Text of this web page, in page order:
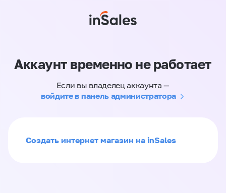
Аккаунт временно не работает
Если вы владелец аккаунта —
войдите в панель администратора
Создать интернет магазин на inSales